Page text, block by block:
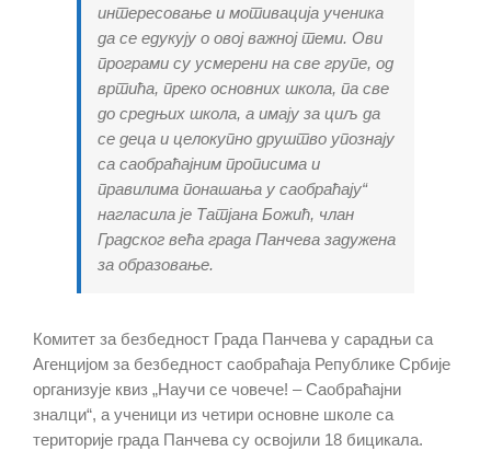
интересовање и мотивација ученика
да се едукују о овој важној теми. Ови
програми су усмерени на све групе, од
вртића, преко основних школа, па све
до средњих школа, а имају за циљ да
се деца и целокупно друштво упознају
са саобраћајним прописима и
правилима понашања у саобраћају“
нагласила је Татјана Божић, члан
Градског већа града Панчева задужена
за образовање.
Комитет за безбедност Града Панчева у сарадњи са
Агенцијом за безбедност саобраћаја Републике Србије
организује квиз „Научи се човече! – Саобраћајни
зналци“, а ученици из четири основне школе са
територије града Панчева су освојили 18 бицикала.